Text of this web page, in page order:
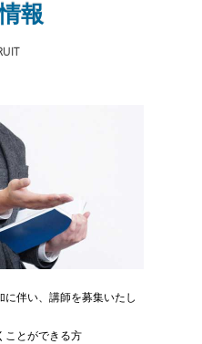
報
伴い、講師を募集いたし
ことができる方